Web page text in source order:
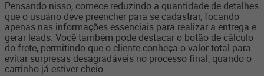
Pensando nisso, comece reduzindo a quantidade de detalhes
que o usuário deve preencher para se cadastrar, focando
apenas nas informações essenciais para realizar a entrega e
gerar leads. Você também pode destacar o botão de cálculo
do frete, permitindo que o cliente conheça o valor total para
evitar surpresas desagradáveis no processo final, quando o
carrinho já estiver cheio.